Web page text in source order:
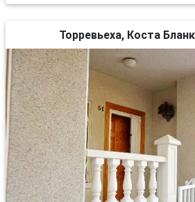
Торревьеха, Коста